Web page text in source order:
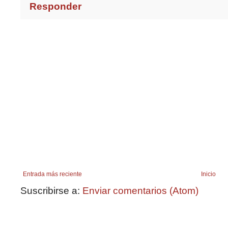
Responder
Entrada más reciente Inicio
Suscribirse a: Enviar comentarios (Atom)